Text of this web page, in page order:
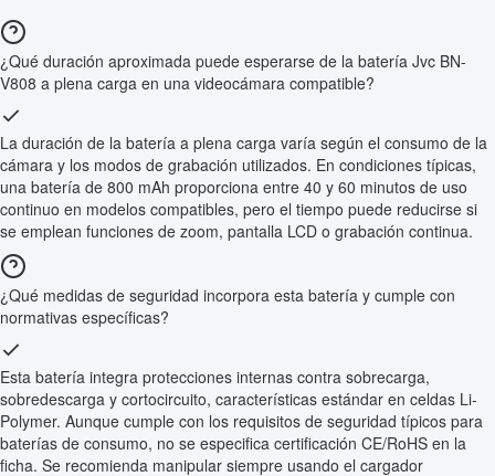
¿Qué duración aproximada puede esperarse de la batería Jvc BN-
V808 a plena carga en una videocámara compatible?
La duración de la batería a plena carga varía según el consumo de la
cámara y los modos de grabación utilizados. En condiciones típicas,
una batería de 800 mAh proporciona entre 40 y 60 minutos de uso
continuo en modelos compatibles, pero el tiempo puede reducirse si
se emplean funciones de zoom, pantalla LCD o grabación continua.
¿Qué medidas de seguridad incorpora esta batería y cumple con
normativas específicas?
Esta batería integra protecciones internas contra sobrecarga,
sobredescarga y cortocircuito, características estándar en celdas Li-
Polymer. Aunque cumple con los requisitos de seguridad típicos para
baterías de consumo, no se especifica certificación CE/RoHS en la
ficha. Se recomienda manipular siempre usando el cargador